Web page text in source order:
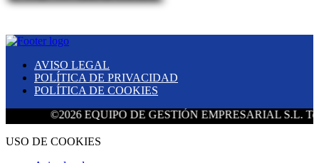
AVISO LEGAL
POLÍTICA DE PRIVACIDAD
POLÍTICA DE COOKIES
©2026 EQUIPO DE GESTIÓN EMPRESARIAL S.L. Todos
USO DE COOKIES